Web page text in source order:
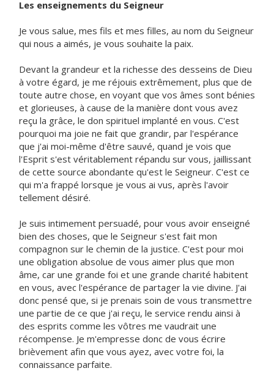
Les enseignements du Seigneur
Je vous salue, mes fils et mes filles, au nom du Seigneur
qui nous a aimés, je vous souhaite la paix.
Devant la grandeur et la richesse des desseins de Dieu
à votre égard, je me réjouis extrêmement, plus que de
toute autre chose, en voyant que vos âmes sont bénies
et glorieuses, à cause de la manière dont vous avez
reçu la grâce, le don spirituel implanté en vous. C'est
pourquoi ma joie ne fait que grandir, par l'espérance
que j'ai moi-même d'être sauvé, quand je vois que
l'Esprit s'est véritablement répandu sur vous, jaillissant
de cette source abondante qu'est le Seigneur. C'est ce
qui m'a frappé lorsque je vous ai vus, après l'avoir
tellement désiré.
Je suis intimement persuadé, pour vous avoir enseigné
bien des choses, que le Seigneur s'est fait mon
compagnon sur le chemin de la justice. C'est pour moi
une obligation absolue de vous aimer plus que mon
âme, car une grande foi et une grande charité habitent
en vous, avec l'espérance de partager la vie divine. J'ai
donc pensé que, si je prenais soin de vous transmettre
une partie de ce que j'ai reçu, le service rendu ainsi à
des esprits comme les vôtres me vaudrait une
récompense. Je m'empresse donc de vous écrire
brièvement afin que vous ayez, avec votre foi, la
connaissance parfaite.